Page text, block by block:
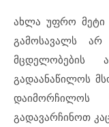
ახლა უფრო მეტი
გამოსავალს
მცდელობების
გადაანაწილოს
დაიმორჩილოს
გადავარჩინოთ